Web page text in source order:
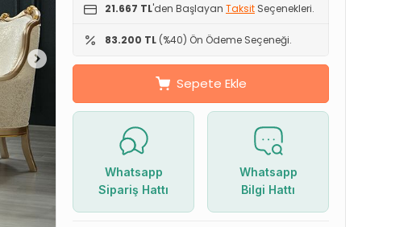
21.667 TL'den Başlayan Taksit Seçenekleri.
83.200 TL (%40) Ön Ödeme Seçeneği.
Sepete Ekle
Whatsapp
Sipariş Hattı
Whatsapp
Bilgi Hattı